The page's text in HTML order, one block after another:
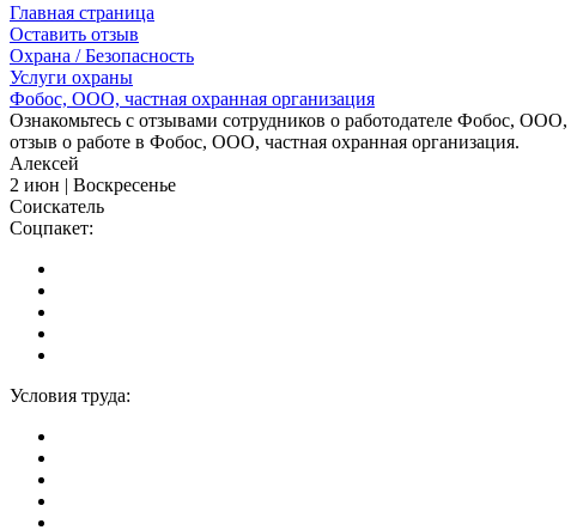
Главная страница
Оставить отзыв
Охрана / Безопасность
Услуги охраны
Фобос, ООО, частная охранная организация
Ознакомьтесь с отзывами сотрудников о работодателе Фобос,
отзыв о работе в Фобос, ООО, частная охранная организация.
Алексей
2 июн | Воскресенье
Соискатель
Соцпакет:
Условия труда: